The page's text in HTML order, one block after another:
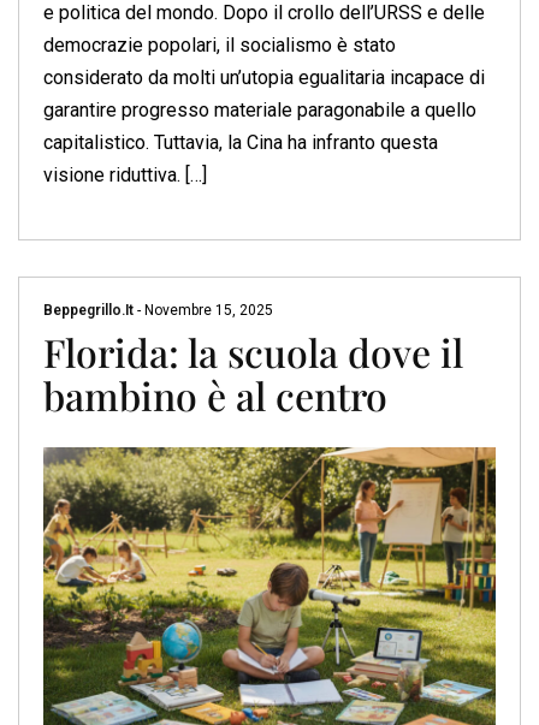
e politica del mondo. Dopo il crollo dell’URSS e delle
democrazie popolari, il socialismo è stato
considerato da molti un’utopia egualitaria incapace di
garantire progresso materiale paragonabile a quello
capitalistico. Tuttavia, la Cina ha infranto questa
visione riduttiva. […]
Beppegrillo.it - Novembre 15, 2025
Florida: la scuola dove il
bambino è al centro